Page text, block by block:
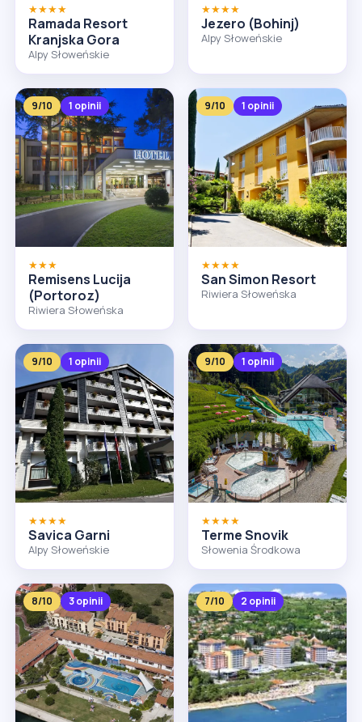
★★★★
Ramada Resort
Kranjska Gora
Alpy Słoweńskie
★★★★
Jezero (Bohinj)
Alpy Słoweńskie
9/10 1 opinii
★★★
Remisens Lucija
(Portoroz)
Riwiera Słoweńska
9/10 1 opinii
★★★★
San Simon Resort
Riwiera Słoweńska
9/10 1 opinii
★★★★
Savica Garni
Alpy Słoweńskie
9/10 1 opinii
★★★★
Terme Snovik
Słowenia Środkowa
8/10 3 opinii 7/10 2 opinii